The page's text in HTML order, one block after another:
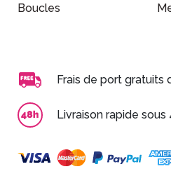
Boucles
Frais de port gratuits
Livraison rapide sous